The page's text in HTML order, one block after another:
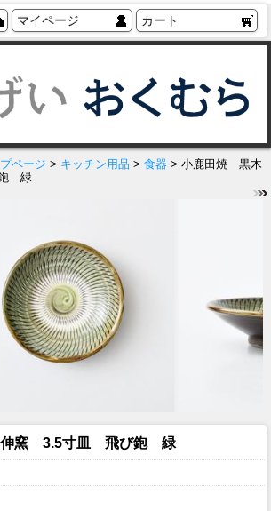
マイページ カート
ページ > キッチン用品 > 食器 > 小鹿田焼 黒木
緑
伸窯 3.5寸皿 飛び鉋 緑